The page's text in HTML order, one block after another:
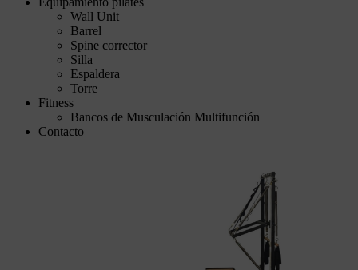
Wall Unit
Barrel
Spine corrector
Silla
Espaldera
Torre
Fitness
Bancos de Musculación Multifunción
Contacto